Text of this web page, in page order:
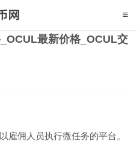
最新价格_OCUL交
雇佣人员执行微任务的平台。